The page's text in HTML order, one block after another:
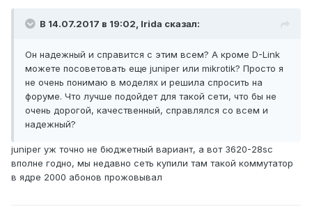
В 14.07.2017 в 19:02, Irida сказал:
Он надежный и справится с этим всем? А кроме D-Link
можете посоветовать еще juniper или mikrotik? Просто я
не очень понимаю в моделях и решила спросить на
форуме. Что лучше подойдет для такой сети, что бы не
очень дорогой, качественный, справлялся со всем и
надежный?
juniper уж точно не бюджетный вариант, а вот 3620-28sc
вполне годно, мы недавно сеть купили там такой коммутатор
в ядре 2000 абонов прожовывал